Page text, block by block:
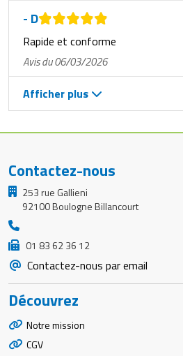
- D
Rapide et conforme
Avis du 06/03/2026
Afficher plus
Contactez-nous
253 rue Gallieni
92100 Boulogne Billancourt
01 83 62 36 12
Contactez-nous par email
Découvrez
Notre mission
CGV